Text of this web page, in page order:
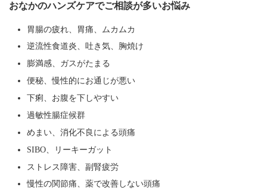
おなかのハンズケアでご相談が多いお悩み
胃腸の疲れ、胃痛、ムカムカ
逆流性食道炎、吐き気、胸焼け
膨満感、ガスがたまる
便秘、慢性的にお通じが悪い
下痢、お腹を下しやすい
過敏性腸症候群
めまい、消化不良による頭痛
SIBO、リーキーガット
ストレス障害、副腎疲労
慢性の関節痛、薬で改善しない頭痛